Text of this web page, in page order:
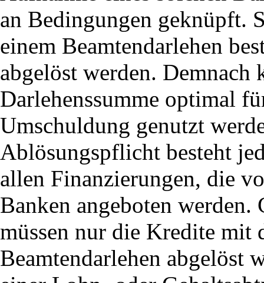
an Bedingungen geknüpft.
einem Beamtendarlehen
abgelöst werden. Demnach
Darlehenssumme optimal
Umschuldung genutzt
Ablösungspflicht besteht
allen Finanzierungen, die
Banken angeboten werden.
müssen nur die Kredite mit
Beamtendarlehen abgelöst